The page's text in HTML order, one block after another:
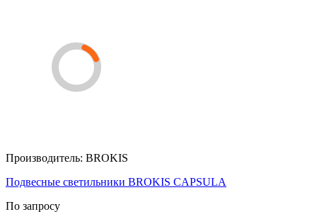
Производитель: BROKIS
Подвесные светильники BROKIS CAPSULA
По запросу